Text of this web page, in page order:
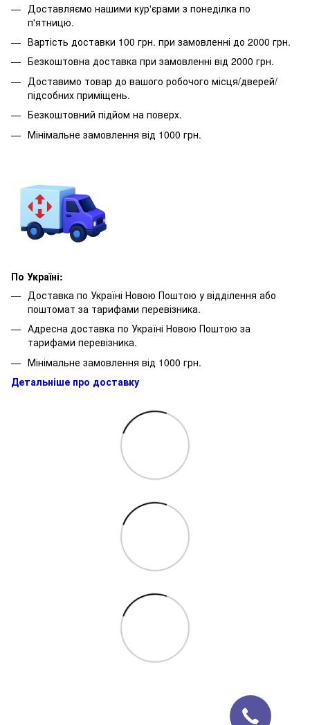
Доставляємо нашими кур'єрами з понеділка по
п'ятницю.
Вартість доставки 100 грн. при замовленні до 2000 грн.
Безкоштовна доставка при замовленні від 2000 грн.
Доставимо товар до вашого робочого місця/дверей/
підсобних приміщень.
Безкоштовний підйом на поверх.
Мінімальне замовлення від 1000 грн.
По Україні:
Доставка по Україні Новою Поштою у відділення або
поштомат за тарифами перевізника.
Адресна доставка по Україні Новою Поштою за
тарифами перевізника.
Мінімальне замовлення від 1000 грн.
Детальніше про доставку